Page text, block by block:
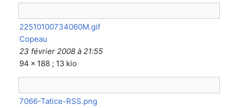
22510100734060M.gif
Copeau
23 février 2008 à 21:55
94 × 188 ; 13 kio
7066-Tatice-RSS.png